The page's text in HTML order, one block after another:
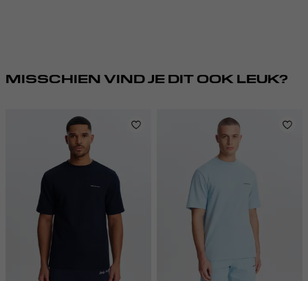
MISSCHIEN VIND JE DIT OOK LEUK?